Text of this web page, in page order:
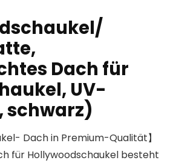
Dach für
UV-
schwarz)
Dach in Premium-Qualität】
für Hollywoodschaukel besteht